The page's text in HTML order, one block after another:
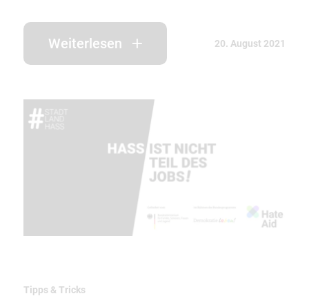
Weiterlesen 20. August 2021
Tipps & Tricks